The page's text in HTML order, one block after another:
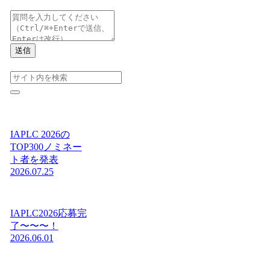
送信
IAPLC 2026の
TOP300ノミネー
ト者を発表
2026.07.25
IAPLC2026応募完
了〜〜〜！
2026.06.01